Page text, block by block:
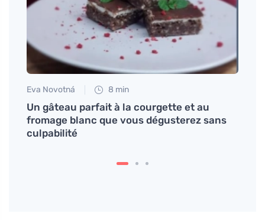
Eva Novotná 8 min
Un gâteau parfait à la courgette et au
fromage blanc que vous dégusterez sans
culpabilité